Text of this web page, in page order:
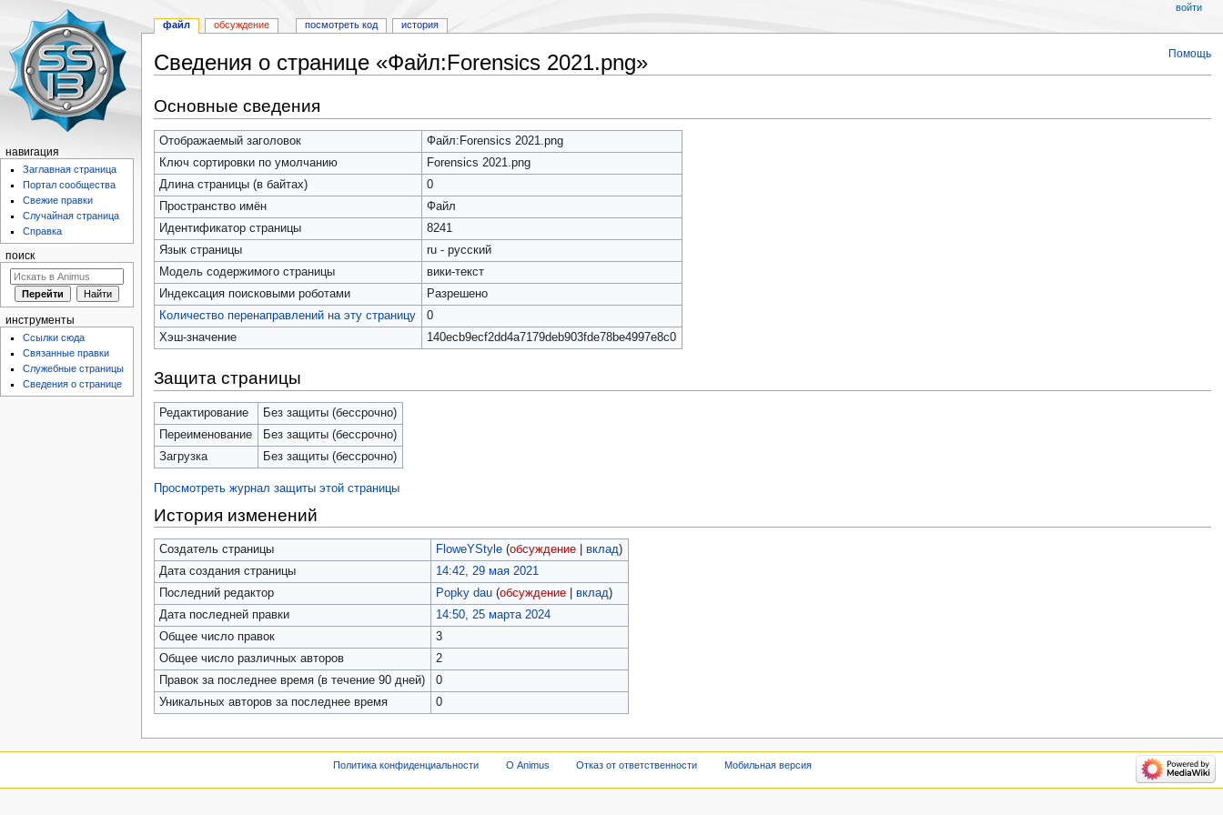
Помощь
Сведения о странице «Файл:Forensics 2021.png»
к
навигации
к
поиску
Основные сведения
Отображаемый заголовок
Файл:Forensics 2021.png
Ключ сортировки по умолчанию
Forensics 2021.png
Длина страницы (в байтах)
0
Пространство имён
Файл
Идентификатор страницы
8241
Язык страницы
ru - русский
Модель содержимого страницы
вики-текст
Индексация поисковыми роботами
Разрешено
Количество перенаправлений на эту страницу
0
Хэш-значение
140ecb9ecf2dd4a7179deb903fde78be4997e8c0
Защита страницы
Редактирование
Без защиты (бессрочно)
Переименование
Без защиты (бессрочно)
Загрузка
Без защиты (бессрочно)
Просмотреть журнал защиты этой страницы
История изменений
Создатель страницы FloweYStyle (обсуждение| вклад)
Дата создания страницы
14:42, 29 мая 2021
Последний редактор
Popky dau (обсуждение| вклад)
Дата последней правки
14:50, 25 марта 2024
Общее число правок
3
Общее число различных авторов
2
Правок за последнее время (в течение 90 дней)
0
Уникальных авторов за последнее время
0
файл обсуждение посмотреть код история
войти
навигация
Заглавная страница
Портал сообщества
Свежие правки
Случайная страница
Справка
поиск
инструменты
Ссылки сюда
Связанные правки
Служебные страницы
Сведения о странице
Политика конфиденциальности О Animus Отказ от ответственности Мобильная версия